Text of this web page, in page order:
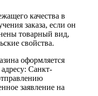
качества в
заказа, если он
товарный вид,
свойства.
оформляется
Санкт-
заявление на